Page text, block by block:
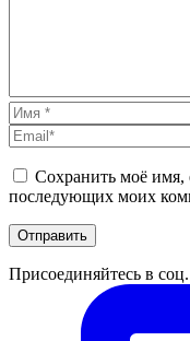
Сохранить моё имя,
последующих моих
Присоединяйтесь в